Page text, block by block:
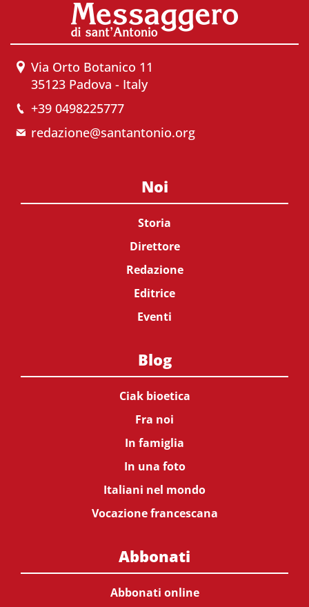
Via Orto Botanico 11
35123 Padova - Italy
+39 0498225777
redazione@santantonio.org
Noi
Storia
Direttore
Redazione
Editrice
Eventi
Blog
Ciak bioetica
Fra noi
In famiglia
In una foto
Italiani nel mondo
Vocazione francescana
Abbonati
Abbonati online